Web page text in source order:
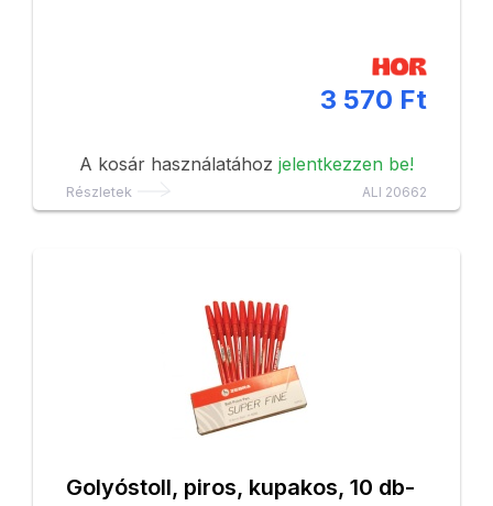
3 570 Ft
A kosár használatához jelentkezzen be!
Részletek ALI 20662
Golyóstoll, piros, kupakos, 10 db-